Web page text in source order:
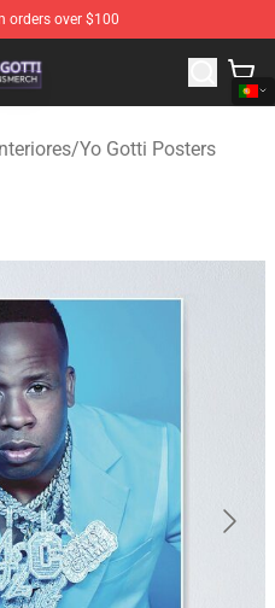
orders over $100
Gotti Merchandise Store
/Yo Gotti Posters